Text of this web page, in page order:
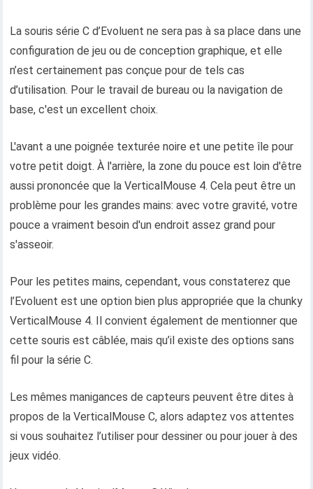
La souris série C d’Evoluent ne sera pas à sa place dans une
configuration de jeu ou de conception graphique, et elle
n’est certainement pas conçue pour de tels cas
d’utilisation. Pour le travail de bureau ou la navigation de
base, c'est un excellent choix.
L'avant a une poignée texturée noire et une petite île pour
votre petit doigt. À l'arrière, la zone du pouce est loin d'être
aussi prononcée que la VerticalMouse 4. Cela peut être un
problème pour les grandes mains: avec votre gravité, votre
pouce a vraiment besoin d'un endroit assez grand pour
s'asseoir.
Pour les petites mains, cependant, vous constaterez que
l’Evoluent est une option bien plus appropriée que la chunky
VerticalMouse 4. Il convient également de mentionner que
cette souris est câblée, mais qu’il existe des options sans
fil pour la série C.
Les mêmes manigances de capteurs peuvent être dites à
propos de la VerticalMouse C, alors adaptez vos attentes
si vous souhaitez l’utiliser pour dessiner ou pour jouer à des
jeux vidéo.